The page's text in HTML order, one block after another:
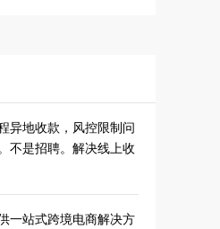
异地收款，风控限制问
不是招聘。解决线上收
一站式跨境电商解决方